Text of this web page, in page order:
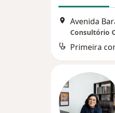
Avenida
Consultório